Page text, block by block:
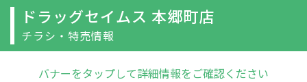
ドラッグセイムス 本郷町店
チラシ・特売情報
バナーをタップして詳細情報をご確認ください